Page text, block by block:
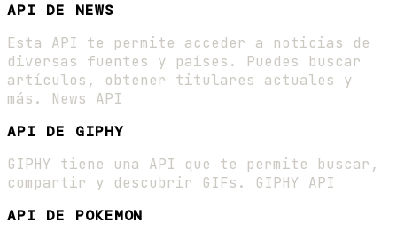
API DE NEWS
Esta API te permite acceder a noticias de
diversas fuentes y países. Puedes buscar
artículos, obtener titulares actuales y
más. News API
API DE GIPHY
GIPHY tiene una API que te permite buscar,
compartir y descubrir GIFs. GIPHY API
API DE POKEMON